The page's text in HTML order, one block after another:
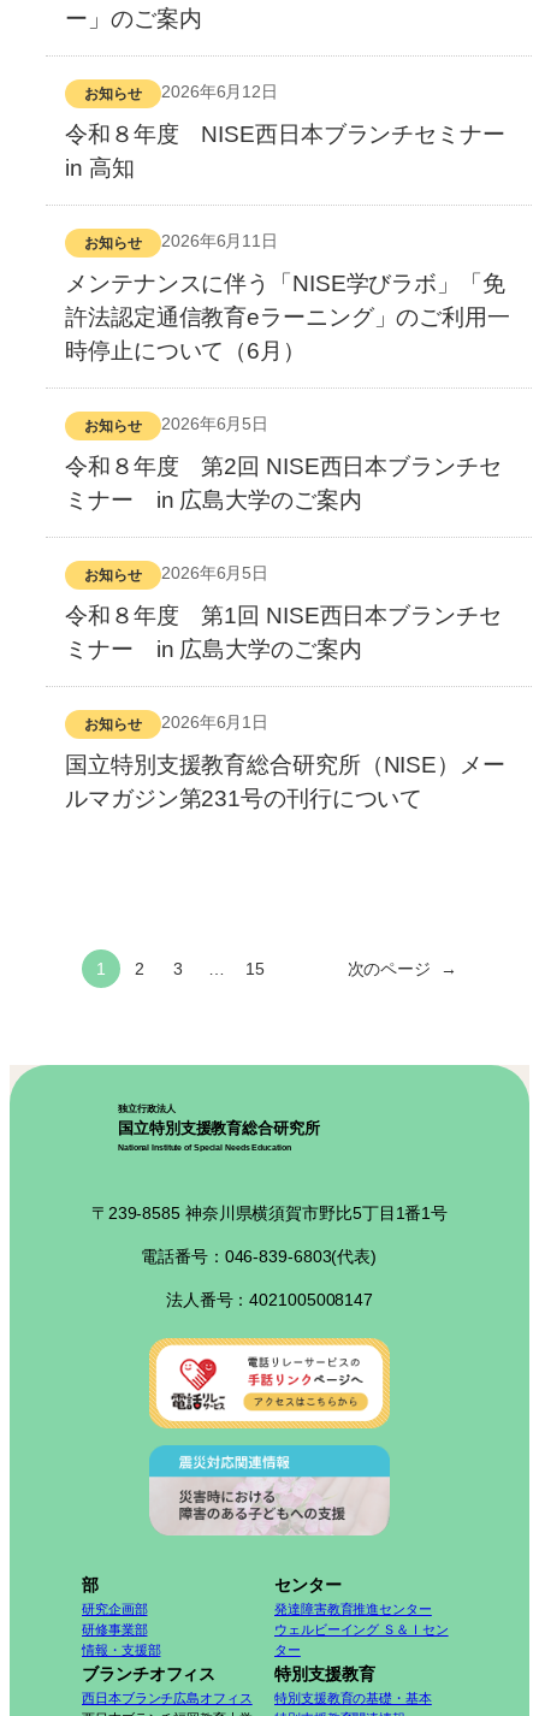
ー」のご案内
2026年6月12日
お知らせ
令和８年度 NISE西日本ブランチセミナー
in 高知
2026年6月11日
お知らせ
メンテナンスに伴う「NISE学びラボ」「免
許法認定通信教育eラーニング」のご利用一
時停止について（6月）
2026年6月5日
お知らせ
令和８年度 第2回 NISE西日本ブランチセ
ミナー in 広島大学のご案内
2026年6月5日
お知らせ
令和８年度 第1回 NISE西日本ブランチセ
ミナー in 広島大学のご案内
2026年6月1日
お知らせ
国立特別支援教育総合研究所（NISE）メー
ルマガジン第231号の刊行について
1 2 3 15 次のページ →
独立行政法人
国立特別支援教育総合研究所
National Institute of Special Needs Education
〒239-8585 神奈川県横須賀市野比5丁目1番1号
電話番号：046-839-6803(代表)
法人番号：4021005008147
部
研究企画部
研修事業部
情報・支援部
センター
発達障害教育推進センター
ウェルビーイング Ｓ＆Ｉセン
ター
ブランチオフィス
西日本ブランチ広島オフィス
特別支援教育
特別支援教育の基礎・基本